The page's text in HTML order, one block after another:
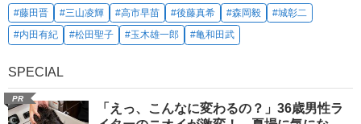
#藤田晋 #三山凌輝 #高市早苗 #後藤真希 #森岡毅
#城彰二
#内田有紀
#松田聖子 #玉木雄一郎 #亀和田武
SPECIAL
PR
「えっ、こんなに変わるの？」36歳男性ラ